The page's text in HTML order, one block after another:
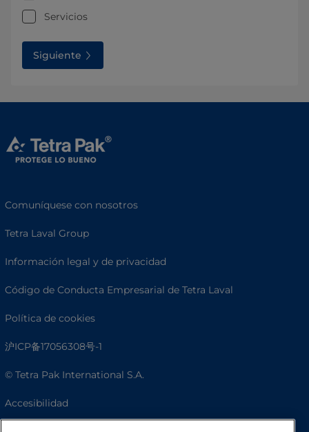
Servicios
Siguiente
Comuníquese con nosotros
Tetra Laval Group
Información legal y de privacidad
Código de Conducta Empresarial de Tetra Laval
Política de cookies
沪ICP备17056308号-1
© Tetra Pak International S.A.
Accesibilidad